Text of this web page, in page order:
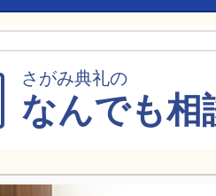
さがみ典礼の
なんでも相